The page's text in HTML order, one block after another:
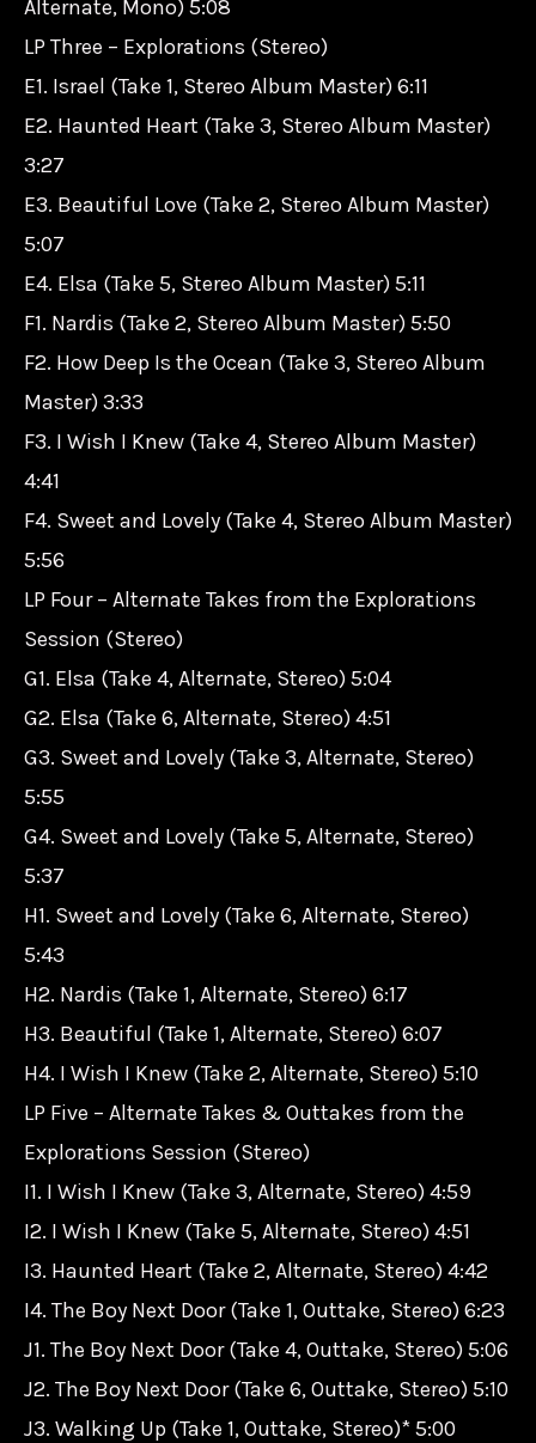
Alternate, Mono) 5:08
LP Three – Explorations (Stereo)
E1. Israel (Take 1, Stereo Album Master) 6:11
E2. Haunted Heart (Take 3, Stereo Album Master)
3:27
E3. Beautiful Love (Take 2, Stereo Album Master)
5:07
E4. Elsa (Take 5, Stereo Album Master) 5:11
F1. Nardis (Take 2, Stereo Album Master) 5:50
F2. How Deep Is the Ocean (Take 3, Stereo Album
Master) 3:33
F3. I Wish I Knew (Take 4, Stereo Album Master)
4:41
F4. Sweet and Lovely (Take 4, Stereo Album Master)
5:56
LP Four – Alternate Takes from the Explorations
Session (Stereo)
G1. Elsa (Take 4, Alternate, Stereo) 5:04
G2. Elsa (Take 6, Alternate, Stereo) 4:51
G3. Sweet and Lovely (Take 3, Alternate, Stereo)
5:55
G4. Sweet and Lovely (Take 5, Alternate, Stereo)
5:37
H1. Sweet and Lovely (Take 6, Alternate, Stereo)
5:43
H2. Nardis (Take 1, Alternate, Stereo) 6:17
H3. Beautiful (Take 1, Alternate, Stereo) 6:07
H4. I Wish I Knew (Take 2, Alternate, Stereo) 5:10
LP Five – Alternate Takes & Outtakes from the
Explorations Session (Stereo)
I1. I Wish I Knew (Take 3, Alternate, Stereo) 4:59
I2. I Wish I Knew (Take 5, Alternate, Stereo) 4:51
I3. Haunted Heart (Take 2, Alternate, Stereo) 4:42
I4. The Boy Next Door (Take 1, Outtake, Stereo) 6:23
J1. The Boy Next Door (Take 4, Outtake, Stereo) 5:06
J2. The Boy Next Door (Take 6, Outtake, Stereo) 5:10
J3. Walking Up (Take 1, Outtake, Stereo)* 5:00